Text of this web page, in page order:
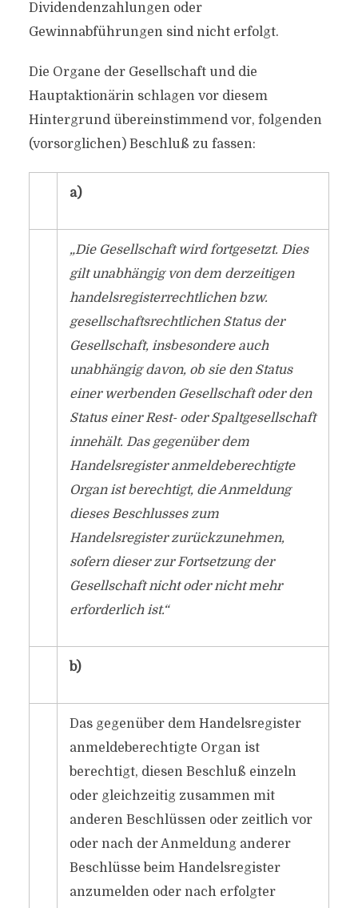
Dividendenzahlungen oder
Gewinnabführungen sind nicht erfolgt.
Die Organe der Gesellschaft und die
Hauptaktionärin schlagen vor diesem
Hintergrund übereinstimmend vor, folgenden
(vorsorglichen) Beschluß zu fassen:
a)
„Die Gesellschaft wird fortgesetzt. Dies
gilt unabhängig von dem derzeitigen
handelsregisterrechtlichen bzw.
gesellschaftsrechtlichen Status der
Gesellschaft, insbesondere auch
unabhängig davon, ob sie den Status
einer werbenden Gesellschaft oder den
Status einer Rest- oder Spaltgesellschaft
innehält. Das gegenüber dem
Handelsregister anmeldeberechtigte
Organ ist berechtigt, die Anmeldung
dieses Beschlusses zum
Handelsregister zurückzunehmen,
sofern dieser zur Fortsetzung der
Gesellschaft nicht oder nicht mehr
erforderlich ist.“
b)
Das gegenüber dem Handelsregister
anmeldeberechtigte Organ ist
berechtigt, diesen Beschluß einzeln
oder gleichzeitig zusammen mit
anderen Beschlüssen oder zeitlich vor
oder nach der Anmeldung anderer
Beschlüsse beim Handelsregister
anzumelden oder nach erfolgter